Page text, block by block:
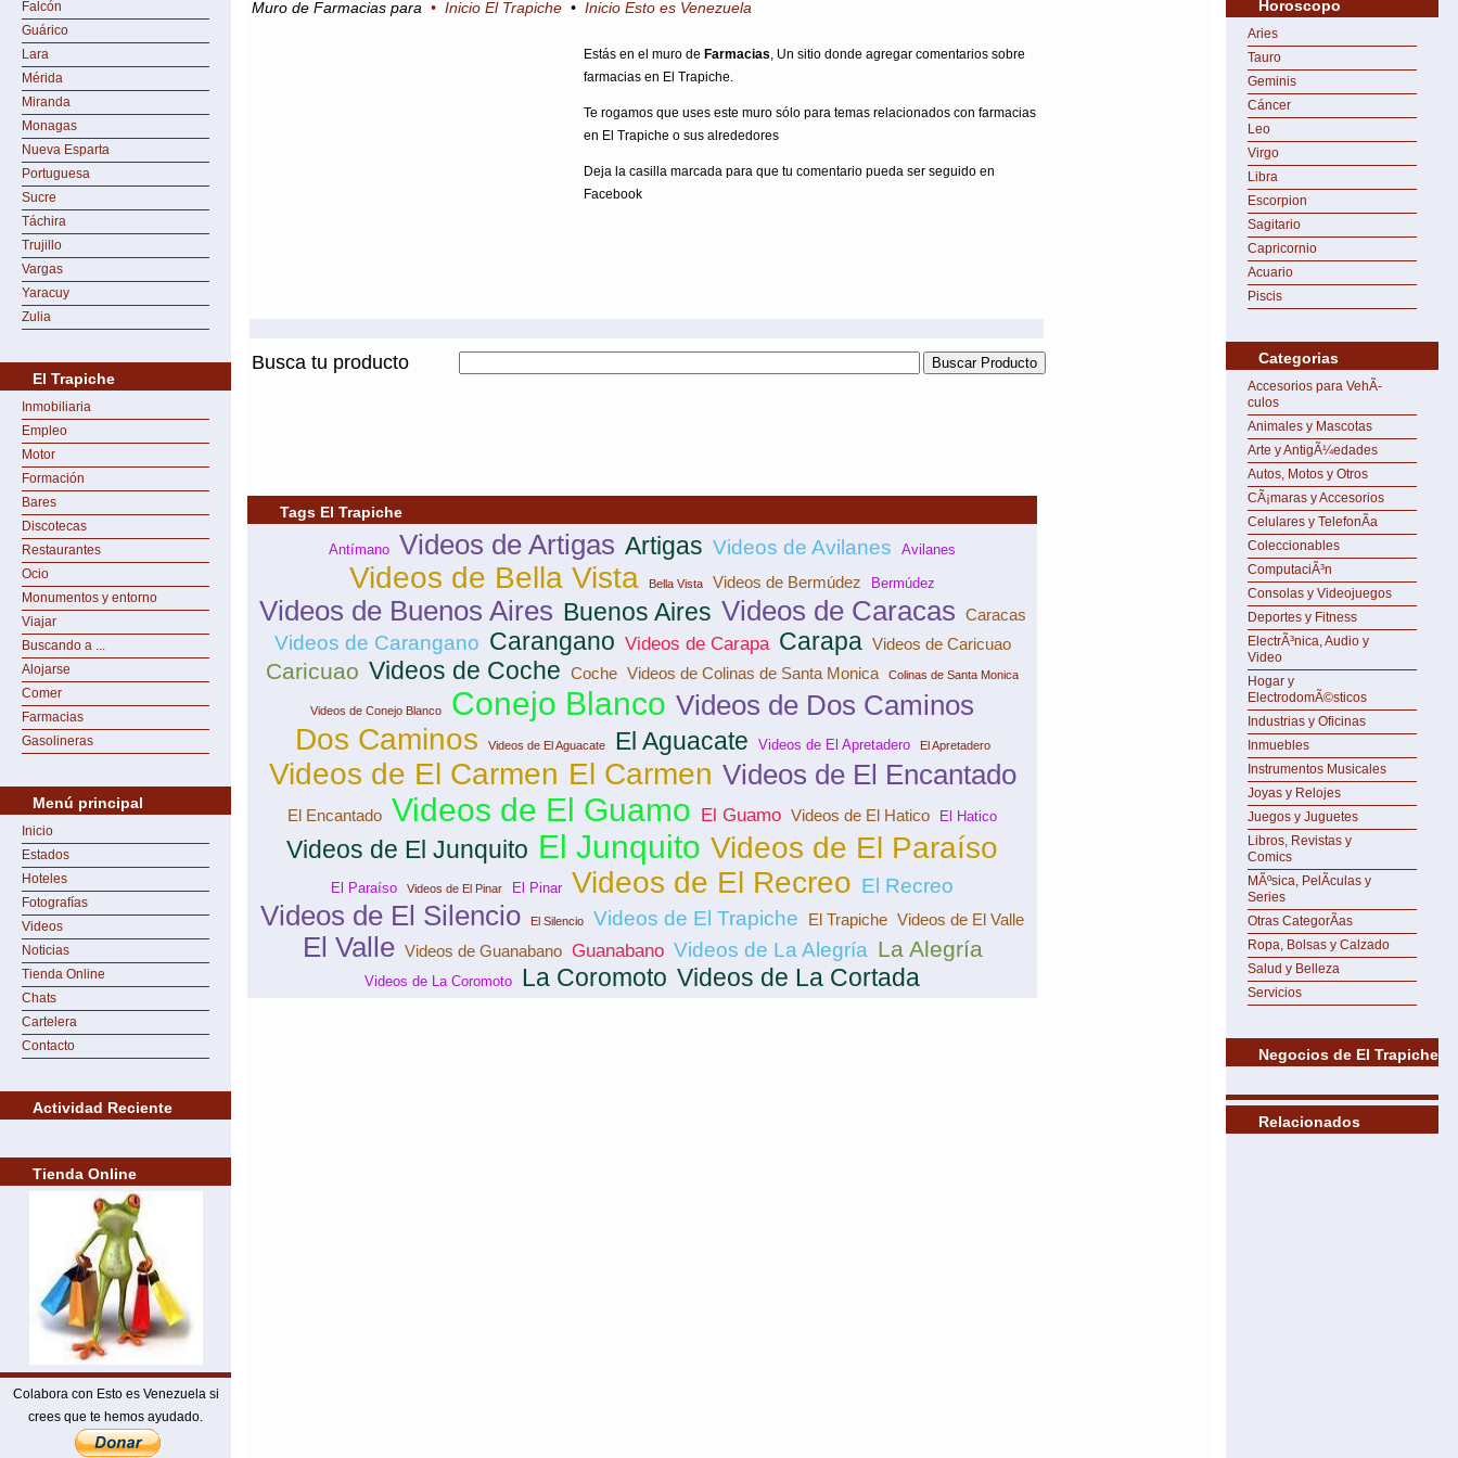
Falcón
Guárico
Lara
Mérida
Miranda
Monagas
Nueva Esparta
Portuguesa
Sucre
Táchira
Trujillo
Vargas
Yaracuy
Zulia
El Trapiche
Inmobiliaria
Empleo
Motor
Formación
Bares
Discotecas
Restaurantes
Ocio
Monumentos y entorno
Viajar
Buscando a ...
Alojarse
Comer
Farmacias
Gasolineras
Menú principal
Inicio
Estados
Hoteles
Fotografías
Videos
Noticias
Tienda Online
Chats
Cartelera
Contacto
Actividad Reciente
Tienda Online
Colabora con Esto es Venezuela si
crees que te hemos ayudado.
Muro de Farmacias para • Inicio El Trapiche • Inicio Esto es Venezuela
Estás en el muro de Farmacias, Un sitio donde agregar comentarios sobre
farmacias en El Trapiche.
Te rogamos que uses este muro sólo para temas relacionados con farmacias
en El Trapiche o sus alrededores
Deja la casilla marcada para que tu comentario pueda ser seguido en
Facebook
Busca tu producto
Tags El Trapiche
Antímano Videos de Artigas Artigas Videos de Avilanes Avilanes
Videos de Bella Vista Bella Vista Videos de Bermúdez Bermúdez
Videos de Buenos Aires Buenos Aires Videos de Caracas Caracas
Videos de Carangano Carangano Videos de Carapa Carapa Videos de Caricuao
Caricuao Videos de Coche Coche Videos de Colinas de Santa Monica Colinas de Santa Monica
Videos de Conejo Blanco Conejo Blanco Videos de Dos Caminos
Dos Caminos Videos de El Aguacate El Aguacate Videos de El Apretadero El Apretadero
Videos de El Carmen El Carmen Videos de El Encantado
El Encantado Videos de El Guamo El Guamo Videos de El Hatico El Hatico
Videos de El Junquito El Junquito Videos de El Paraíso
El Paraíso Videos de El Pinar El Pinar Videos de El Recreo El Recreo
Videos de El Silencio El Silencio Videos de El Trapiche El Trapiche Videos de El Valle
El Valle Videos de Guanabano Guanabano Videos de La Alegría La Alegría
Videos de La Coromoto La Coromoto Videos de La Cortada
Horoscopo
Aries
Tauro
Geminis
Cáncer
Leo
Virgo
Libra
Escorpion
Sagitario
Capricornio
Acuario
Piscis
Categorias
Accesorios para VehÃ­
culos
Animales y Mascotas
Arte y AntigÃ¼edades
Autos, Motos y Otros
CÃ¡maras y Accesorios
Celulares y TelefonÃ­a
Coleccionables
ComputaciÃ³n
Consolas y Videojuegos
Deportes y Fitness
ElectrÃ³nica, Audio y
Video
Hogar y
ElectrodomÃ©sticos
Industrias y Oficinas
Inmuebles
Instrumentos Musicales
Joyas y Relojes
Juegos y Juguetes
Libros, Revistas y
Comics
MÃºsica, PelÃ­culas y
Series
Otras CategorÃ­as
Ropa, Bolsas y Calzado
Salud y Belleza
Servicios
Negocios de El Trapiche
Relacionados